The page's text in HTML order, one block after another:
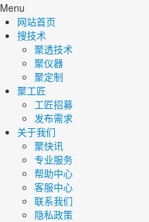
Menu
网站首页
搜技术
聚透技术
聚仪器
聚定制
聚工匠
工匠招募
发布需求
关于我们
聚快讯
专业服务
帮助中心
客服中心
联系我们
隐私政策